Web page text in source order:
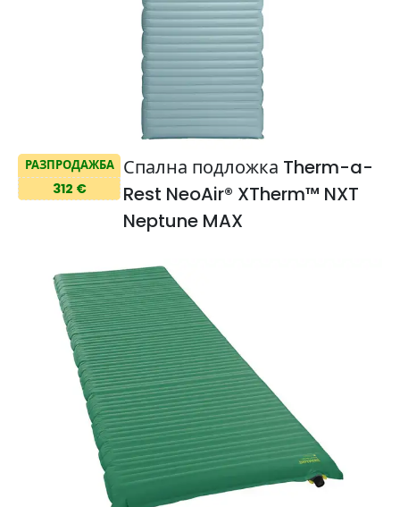
РАЗПРОДАЖБА
312 €
Спална подложка Therm-a-
Rest NeoAir® XTherm™ NXT
Neptune MAX